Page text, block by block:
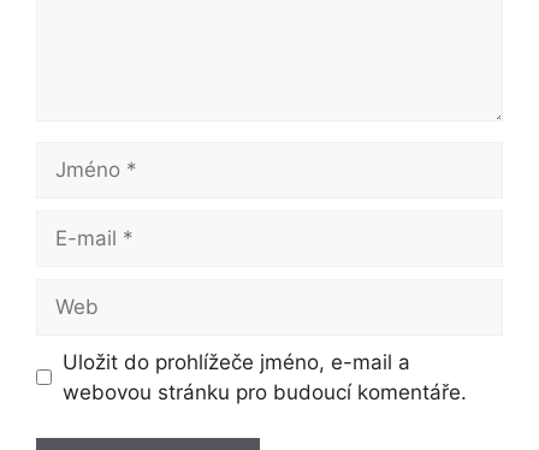
Jméno
mail
Uložit do prohlížeče jméno, e-mail a
webovou stránku pro budoucí komentáře.